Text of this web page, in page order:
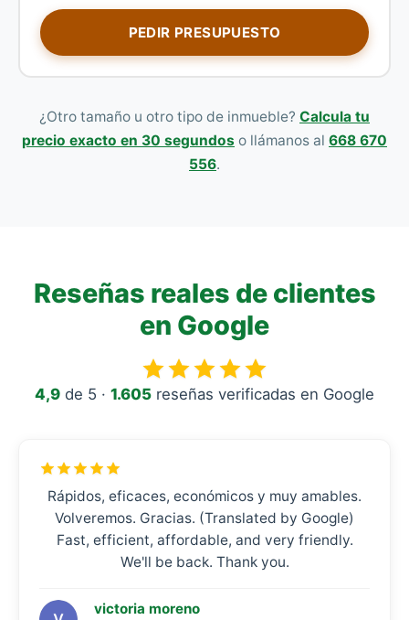
PEDIR PRESUPUESTO
¿Otro tamaño u otro tipo de inmueble? Calcula tu
precio exacto en 30 segundos o llámanos al 668 670
556.
Reseñas reales de clientes
en Google
4,9 de 5 · 1.605 reseñas verificadas en Google
Rápidos, eficaces, económicos y muy amables.
Volveremos. Gracias. (Translated by Google)
Fast, efficient, affordable, and very friendly.
We'll be back. Thank you.
victoria moreno